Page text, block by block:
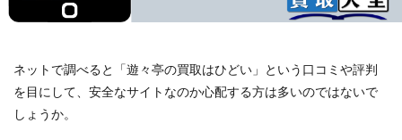
ネットで調べると「遊々亭の買取はひどい」という口コミや評判
を目にして、安全なサイトなのか心配する方は多いのではないで
しょうか。